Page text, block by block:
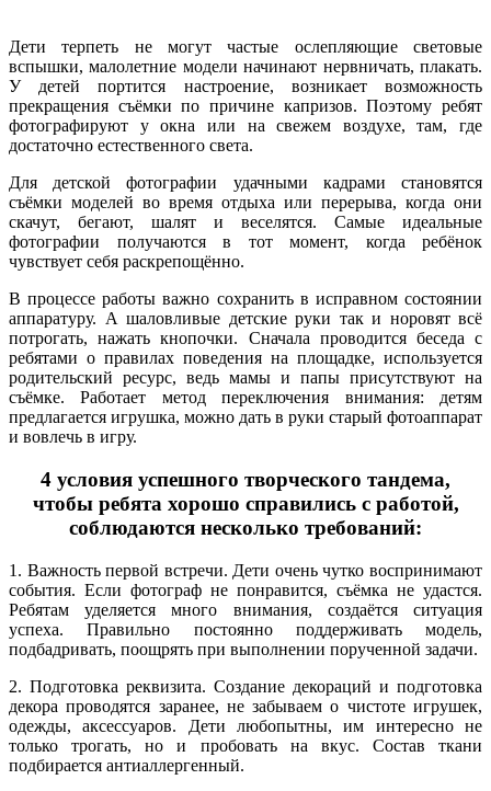
Дети терпеть не могут частые ослепляющие световые
вспышки, малолетние модели начинают нервничать, плакать.
У детей портится настроение, возникает возможность
прекращения съёмки по причине капризов. Поэтому ребят
фотографируют у окна или на свежем воздухе, там, где
достаточно естественного света.
Для детской фотографии удачными кадрами становятся
съёмки моделей во время отдыха или перерыва, когда они
скачут, бегают, шалят и веселятся. Самые идеальные
фотографии получаются в тот момент, когда ребёнок
чувствует себя раскрепощённо.
В процессе работы важно сохранить в исправном состоянии
аппаратуру. А шаловливые детские руки так и норовят всё
потрогать, нажать кнопочки. Сначала проводится беседа с
ребятами о правилах поведения на площадке, используется
родительский ресурс, ведь мамы и папы присутствуют на
съёмке. Работает метод переключения внимания: детям
предлагается игрушка, можно дать в руки старый фотоаппарат
и вовлечь в игру.
4 условия успешного творческого тандема,
чтобы ребята хорошо справились с работой,
соблюдаются несколько требований:
1. Важность первой встречи. Дети очень чутко воспринимают
события. Если фотограф не понравится, съёмка не удастся.
Ребятам уделяется много внимания, создаётся ситуация
успеха. Правильно постоянно поддерживать модель,
подбадривать, поощрять при выполнении порученной задачи.
2. Подготовка реквизита. Создание декораций и подготовка
декора проводятся заранее, не забываем о чистоте игрушек,
одежды, аксессуаров. Дети любопытны, им интересно не
только трогать, но и пробовать на вкус. Состав ткани
подбирается антиаллергенный.